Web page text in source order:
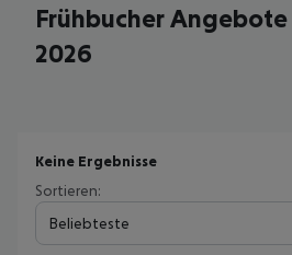
Frühbucher
2026
Keine Ergebnisse
Sortieren:
Beliebteste